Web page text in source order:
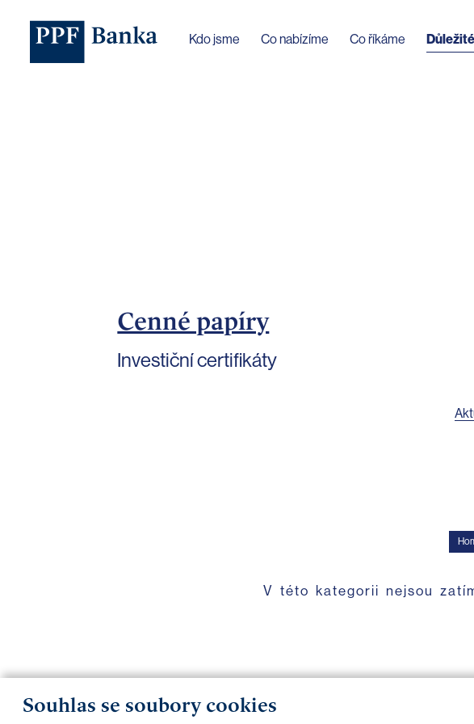
Souhlas se soubory cookies
Kdo jsme Co nabízíme Co říkáme
Cenné papíry
Investiční certifikáty
V této kategorii nejsou